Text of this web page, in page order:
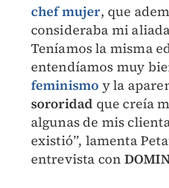
chef mujer, que
consideraba mi
Teníamos la misma
entendíamos muy
feminismo y la
sororidad que creía
algunas de mis
existió”, lamenta
entrevista con